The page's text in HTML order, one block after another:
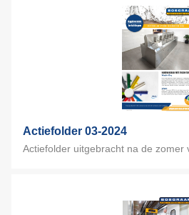
Actiefolder 03-2024
Actiefolder uitgebracht na de zomer